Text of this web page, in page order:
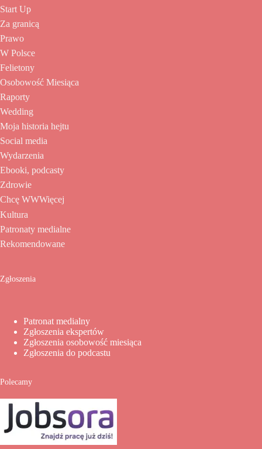
Start Up
Za granicą
Prawo
W Polsce
Felietony
Osobowość Miesiąca
Raporty
Wedding
Moja historia hejtu
Social media
Wydarzenia
Ebooki, podcasty
Zdrowie
Chcę WWWięcej
Kultura
Patronaty medialne
Rekomendowane
Zgłoszenia
Patronat medialny
Zgłoszenia ekspertów
Zgłoszenia osobowość miesiąca
Zgłoszenia do podcastu
Polecamy